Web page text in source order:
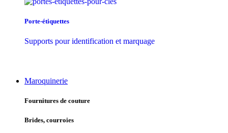
Porte-étiquettes
Supports pour identification et marquage
Maroquinerie
Fournitures de couture
Brides, courroies